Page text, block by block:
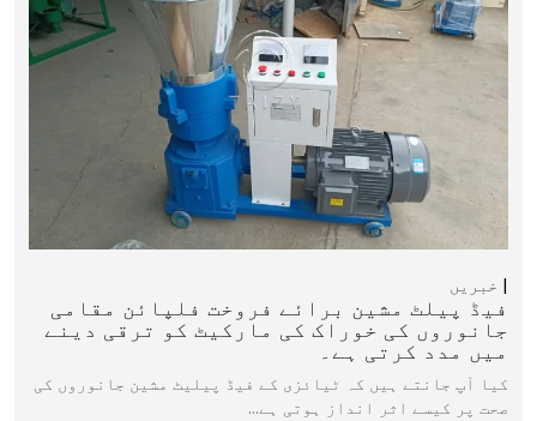
خبریں
فیڈ پیلٹ مشین برائے فروخت فلپائن مقامی
جانوروں کی خوراک کی مارکیٹ کو ترقی دینے
میں مدد کرتی ہے۔
کیا آپ جانتے ہیں کہ ٹیائزی کے فیڈ پیلیٹ مشین جانوروں کی
صحت پر کیسے اثر انداز ہوتی ہے…